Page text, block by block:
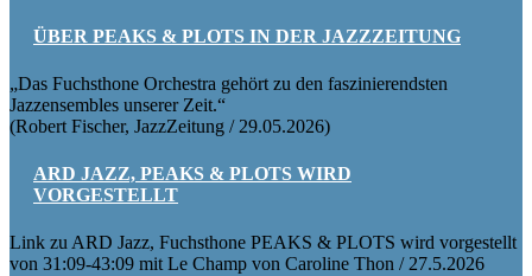
ÜBER PEAKS & PLOTS IN DER JAZZZEITUNG
„Das Fuchsthone Orchestra gehört zu den faszinierendsten
Jazzensembles unserer Zeit.“
(Robert Fischer, JazzZeitung / 29.05.2026)
ARD JAZZ, PEAKS & PLOTS WIRD
VORGESTELLT
Link zu ARD Jazz, Fuchsthone PEAKS & PLOTS wird vorgestellt
von 31:09-43:09 mit Le Champ von Caroline Thon / 27.5.2026